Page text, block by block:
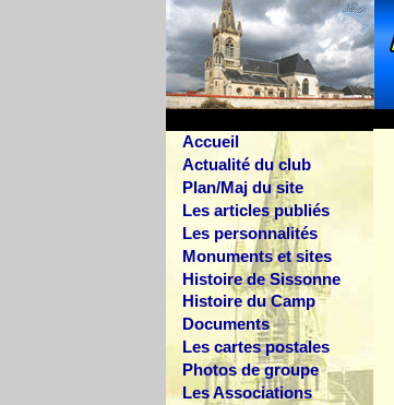
Accueil
Actualité du club
Plan/Maj du site
Les articles publiés
Les personnalités
Monuments et sites
Histoire de Sissonne
Histoire du Camp
Documents
Les cartes postales
Photos de groupe
Les Associations